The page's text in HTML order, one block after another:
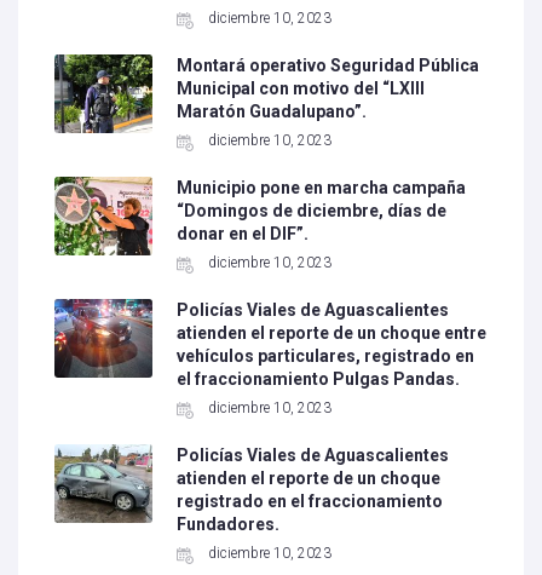
diciembre 10, 2023
Montará operativo Seguridad Pública
Municipal con motivo del “LXIII
Maratón Guadalupano”.
diciembre 10, 2023
Municipio pone en marcha campaña
“Domingos de diciembre, días de
donar en el DIF”.
diciembre 10, 2023
Policías Viales de Aguascalientes
atienden el reporte de un choque entre
vehículos particulares, registrado en
el fraccionamiento Pulgas Pandas.
diciembre 10, 2023
Policías Viales de Aguascalientes
atienden el reporte de un choque
registrado en el fraccionamiento
Fundadores.
diciembre 10, 2023